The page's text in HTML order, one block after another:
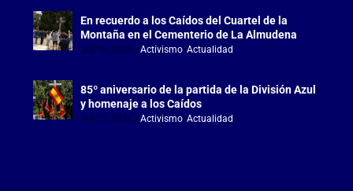
En recuerdo a los Caídos del Cuartel de la
Montaña en el Cementerio de La Almudena
Jul 18, 2026 |Activismo ,Actualidad
85º aniversario de la partida de la División Azul
y homenaje a los Caídos
Jul 15, 2026 |Activismo ,Actualidad